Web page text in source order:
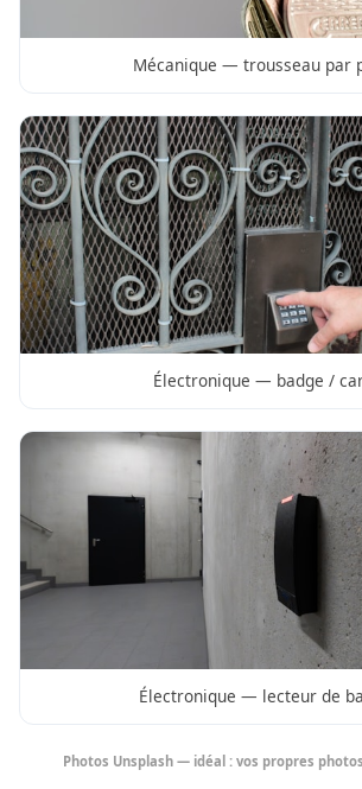
Mécanique — trousseau par
Électronique — badge /
Électronique — lecteur de
Photos Unsplash — idéal : vos propres